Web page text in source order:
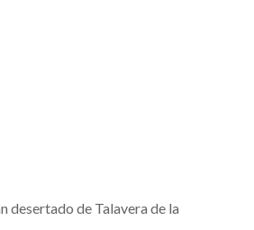
desertado de Talavera de la